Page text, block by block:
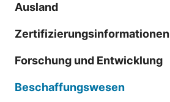
Ausland
Zertifizierungsinformationen
Forschung und Entwicklung
Beschaffungswesen